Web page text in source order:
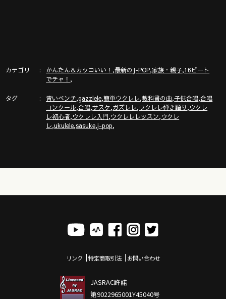
カテゴリ かんたん＆カッコいい！ ,最新のJ-POP,家族・親子,16ビート
でチャ！ ,
タグ 青いベンチ,gazzlele,簡単ウクレレ,教科書の曲,子供合唱,合唱
コンクール,合唱,サスケ,ガズレレ,ウクレレ弾き語り ,ウクレ
レ初心者,ウクレレ入門,ウクレレレッスン,ウクレ
レ,ukulele,sasuke,j-pop,
リンク 特定商取引法 お問い合わせ
JASRAC許諾
第9022965001Y45040号